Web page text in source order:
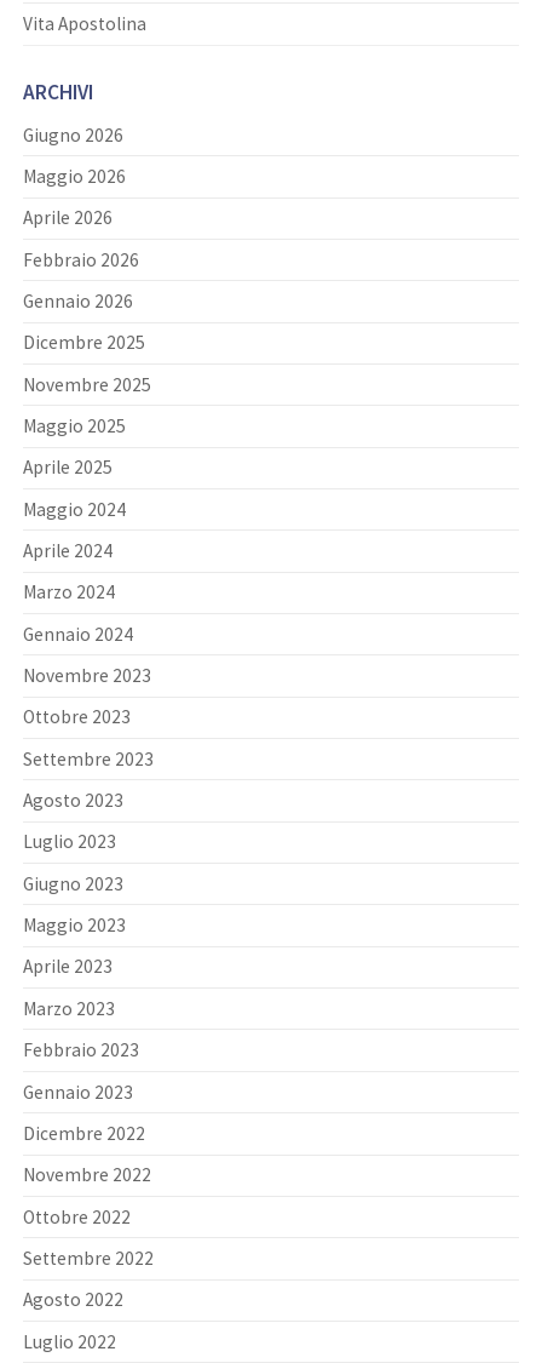
Vita Apostolina
ARCHIVI
Giugno 2026
Maggio 2026
Aprile 2026
Febbraio 2026
Gennaio 2026
Dicembre 2025
Novembre 2025
Maggio 2025
Aprile 2025
Maggio 2024
Aprile 2024
Marzo 2024
Gennaio 2024
Novembre 2023
Ottobre 2023
Settembre 2023
Agosto 2023
Luglio 2023
Giugno 2023
Maggio 2023
Aprile 2023
Marzo 2023
Febbraio 2023
Gennaio 2023
Dicembre 2022
Novembre 2022
Ottobre 2022
Settembre 2022
Agosto 2022
Luglio 2022